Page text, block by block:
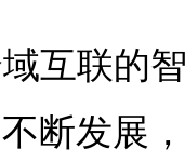
互联的
断发展